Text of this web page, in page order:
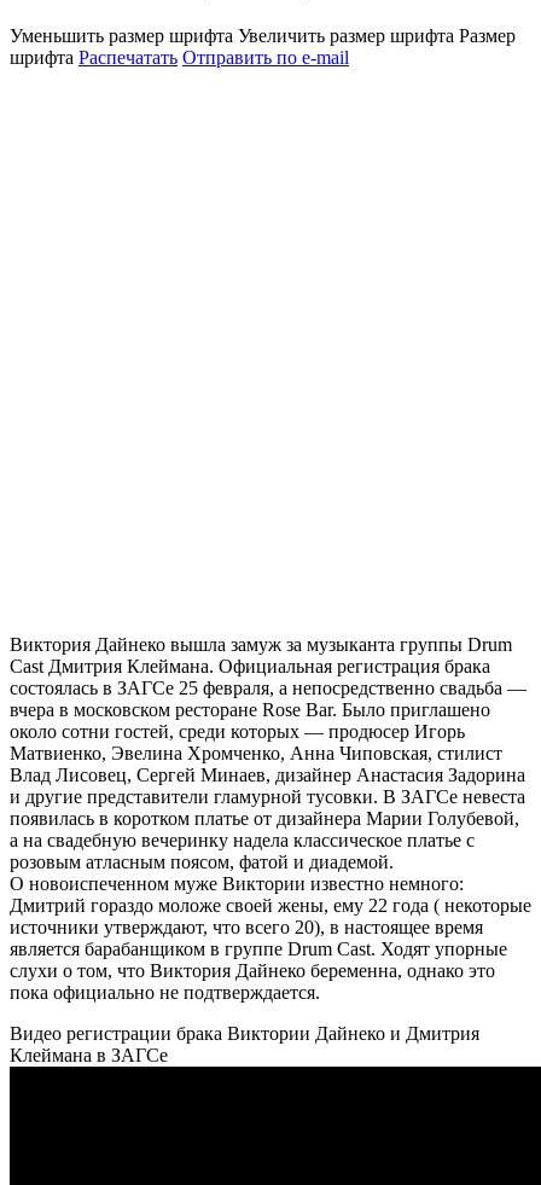
Уменьшить размер шрифта Увеличить размер шрифта Размер
шрифта Распечатать Отправить по e-mail
Виктория Дайнеко вышла замуж за музыканта группы Drum
Cast Дмитрия Клеймана. Официальная регистрация брака
состоялась в ЗАГСе 25 февраля, а непосредственно свадьба —
вчера в московском ресторане Rose Bar. Было приглашено
около сотни гостей, среди которых — продюсер Игорь
Матвиенко, Эвелина Хромченко, Анна Чиповская, стилист
Влад Лисовец, Сергей Минаев, дизайнер Анастасия Задорина
и другие представители гламурной тусовки. В ЗАГСе невеста
появилась в коротком платье от дизайнера Марии Голубевой,
а на свадебную вечеринку надела классическое платье с
розовым атласным поясом, фатой и диадемой.
О новоиспеченном муже Виктории известно немного:
Дмитрий гораздо моложе своей жены, ему 22 года ( некоторые
источники утверждают, что всего 20), в настоящее время
является барабанщиком в группе Drum Cast. Ходят упорные
слухи о том, что Виктория Дайнеко беременна, однако это
пока официально не подтверждается.
Видео регистрации брака Виктории Дайнеко и Дмитрия
Клеймана в ЗАГСе